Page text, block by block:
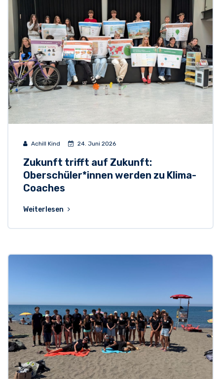
Achill Kind 24. Juni 2026
Zukunft trifft auf Zukunft:
Oberschüler*innen werden zu Klima-
Coaches
Weiterlesen